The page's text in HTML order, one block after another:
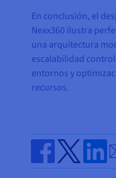
En conclusión, el
Nexx360 ilustra
una arquitectura
escalabilidad
entornos y
recursos.
Share on Facebook
Share onShare